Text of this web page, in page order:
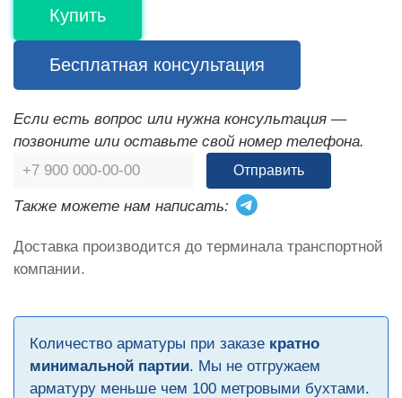
Купить
Бесплатная консультация
Если есть вопрос или нужна консультация —
позвоните или оставьте свой номер телефона.
Отправить
Также можете нам написать:
Доставка производится до терминала транспортной
компании.
Количество арматуры при заказе кратно
минимальной партии. Мы не отгружаем
арматуру меньше чем 100 метровыми бухтами.